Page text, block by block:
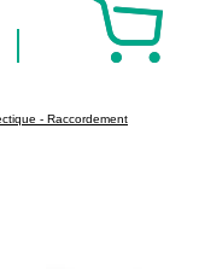
- Raccordement